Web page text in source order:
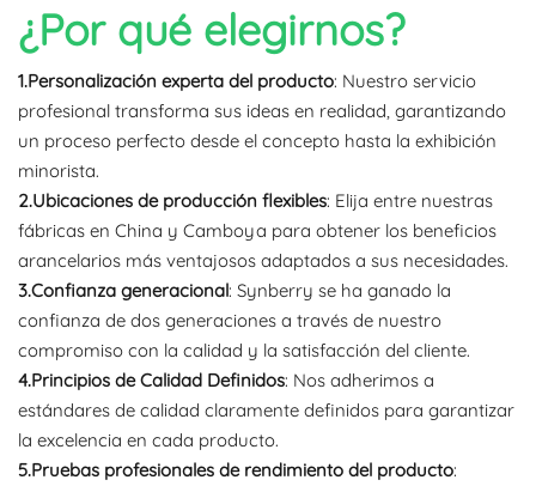
¿Por qué elegirnos?
1.Personalización experta del producto: Nuestro servicio
profesional transforma sus ideas en realidad, garantizando
un proceso perfecto desde el concepto hasta la exhibición
minorista.
2.Ubicaciones de producción flexibles: Elija entre nuestras
fábricas en China y Camboya para obtener los beneficios
arancelarios más ventajosos adaptados a sus necesidades.
3.Confianza generacional: Synberry se ha ganado la
confianza de dos generaciones a través de nuestro
compromiso con la calidad y la satisfacción del cliente.
4.Principios de Calidad Definidos: Nos adherimos a
estándares de calidad claramente definidos para garantizar
la excelencia en cada producto.
5.Pruebas profesionales de rendimiento del producto: